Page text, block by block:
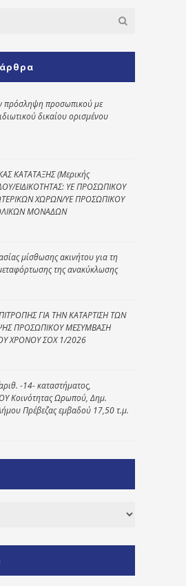
πρόσληψη προσωπικού με
δικαίου ορισμένου
ΚΑΤΑΤΑΞΗΣ (Μερικής
ΕΙΔΙΚΟΤΗΤΑΣ: ΥΕ ΠΡΟΣΩΠΙΚΟΥ
ΧΩΡΩΝ/ΥΕ ΠΡΟΣΩΠΙΚΟΥ
ΜΟΝΑΔΩΝ
μίσθωσης ακινήτου για τη
της ανακύκλωσης
ΓΙΑ ΤΗΝ ΚΑΤΑΡΤΙΣΗ ΤΩΝ
ΠΡΟΣΩΠΙΚΟΥ ΜΕΣΥΜΒΑΣΗ
ΧΡΟΝΟΥ ΣΟΧ 1/2026
-14- καταστήματος,
Κοινότητας Ωρωπού, Δημ.
Πρέβεζας εμβαδού 17,50 τ.μ.